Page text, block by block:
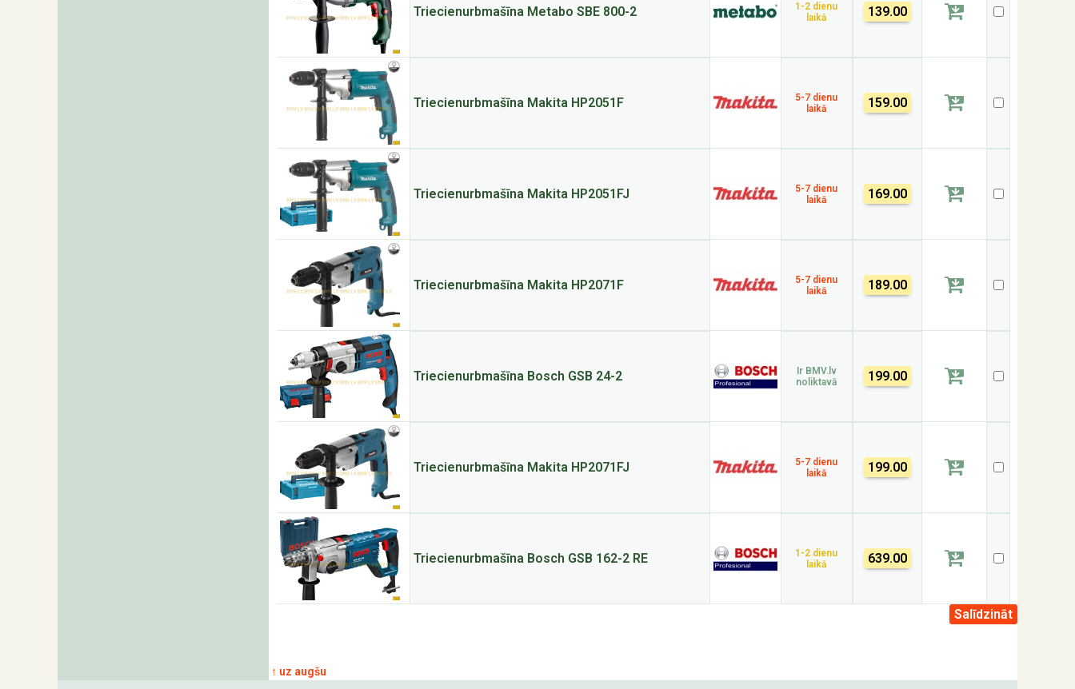
Triecienurbmašīna Metabo SBE 800-2
1-2 dienu
laikā
139.00
Triecienurbmašīna Makita HP2051F
5-7 dienu
laikā
159.00
Triecienurbmašīna Makita HP2051FJ
5-7 dienu
laikā
169.00
Triecienurbmašīna Makita HP2071F
5-7 dienu
laikā
189.00
Triecienurbmašīna Bosch GSB 24-2
Ir BMV.lv
noliktavā
199.00
Triecienurbmašīna Makita HP2071FJ
5-7 dienu
laikā
199.00
Triecienurbmašīna Bosch GSB 162-2 RE
1-2 dienu
laikā
639.00
↑ uz augšu